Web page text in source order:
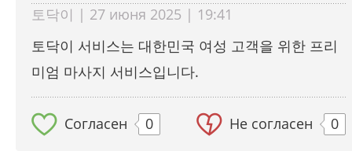
토닥이 | 27 июня 2025 | 19:41
토닥이 서비스는 대한민국 여성 고객을 위한 프리
미엄 마사지 서비스입니다.
Согласен 0 Не согласен 0